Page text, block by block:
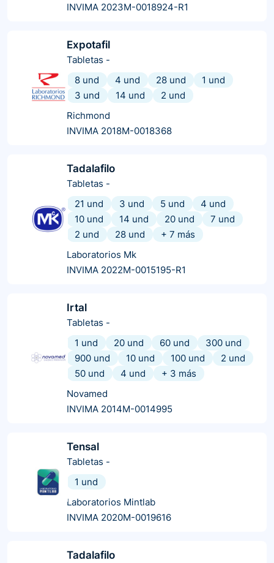
INVIMA 2023M-0018924-R1
Expotafil
Tabletas -
8 und
4 und 28 und
1 und
3 und
14 und
2 und
Richmond
INVIMA 2018M-0018368
Tadalafilo
Tabletas -
21 und
3 und 5 und
4 und
10 und
14 und 20 und
7 und
2 und
28 und + 7 más
Laboratorios Mk
INVIMA 2022M-0015195-R1
Irtal
Tabletas -
1 und
20 und 60 und
300 und
900 und
10 und 100 und
2 und
50 und
4 und + 3 más
Novamed
INVIMA 2014M-0014995
Tensal
Tabletas -
1 und
Laboratorios Mintlab
INVIMA 2020M-0019616
Tadalafilo